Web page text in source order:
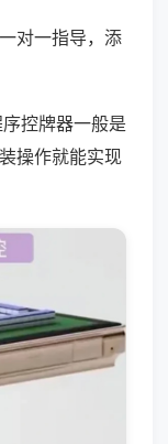
对一指导，添
控牌器一般是
操作就能实现